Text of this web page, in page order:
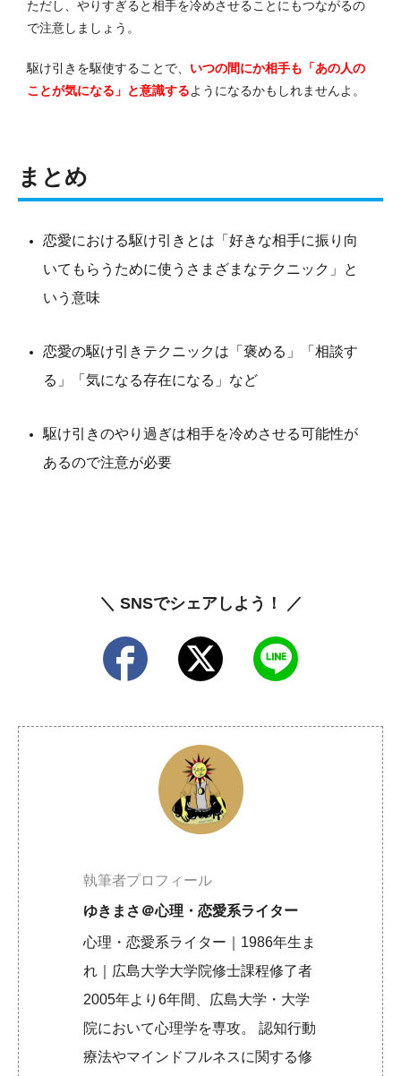
ただし、やりすぎると相手を冷めさせることにもつながるの
で注意しましょう。
駆け引きを駆使することで、 いつの間にか相手も「あの人の
ことが気になる」と意識するようになるかもしれませんよ。
まとめ
恋愛における駆け引きとは「好きな相手に振り向
いてもらうために使うさまざまなテクニック」と
いう意味
恋愛の駆け引きテクニックは「褒める」「相談す
る」「気になる存在になる」など
駆け引きのやり過ぎは相手を冷めさせる可能性が
あるので注意が必要
＼ SNSでシェアしよう！ ／
執筆者プロフィール
ゆきまさ＠心理・恋愛系ライター
心理・恋愛系ライター｜1986年生ま
れ｜広島大学大学院修士課程修了者
2005年より6年間、広島大学・大学
院において心理学を専攻。 認知行動
療法やマインドフルネスに関する修